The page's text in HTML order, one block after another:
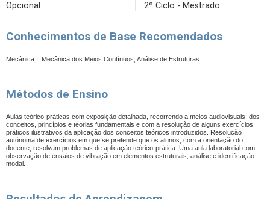
Opcional
2º Ciclo - Mestrado
Conhecimentos de Base Recomendados
Mecânica I, Mecânica dos Meios Contínuos, Análise de Estruturas.
Métodos de Ensino
Aulas teórico-práticas com exposição detalhada, recorrendo a meios audiovisuais, dos
conceitos, princípios e teorias fundamentais e com a resolução de alguns exercícios
práticos ilustrativos da aplicação dos conceitos teóricos introduzidos. Resolução
autónoma de exercícios em que se pretende que os alunos, com a orientação do
docente, resolvam problemas de aplicação teórico-prática. Uma aula laboratorial com
observação de ensaios de vibração em elementos estruturais, análise e identificação
modal.